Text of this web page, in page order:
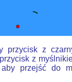
przycisk z
z
przejść do